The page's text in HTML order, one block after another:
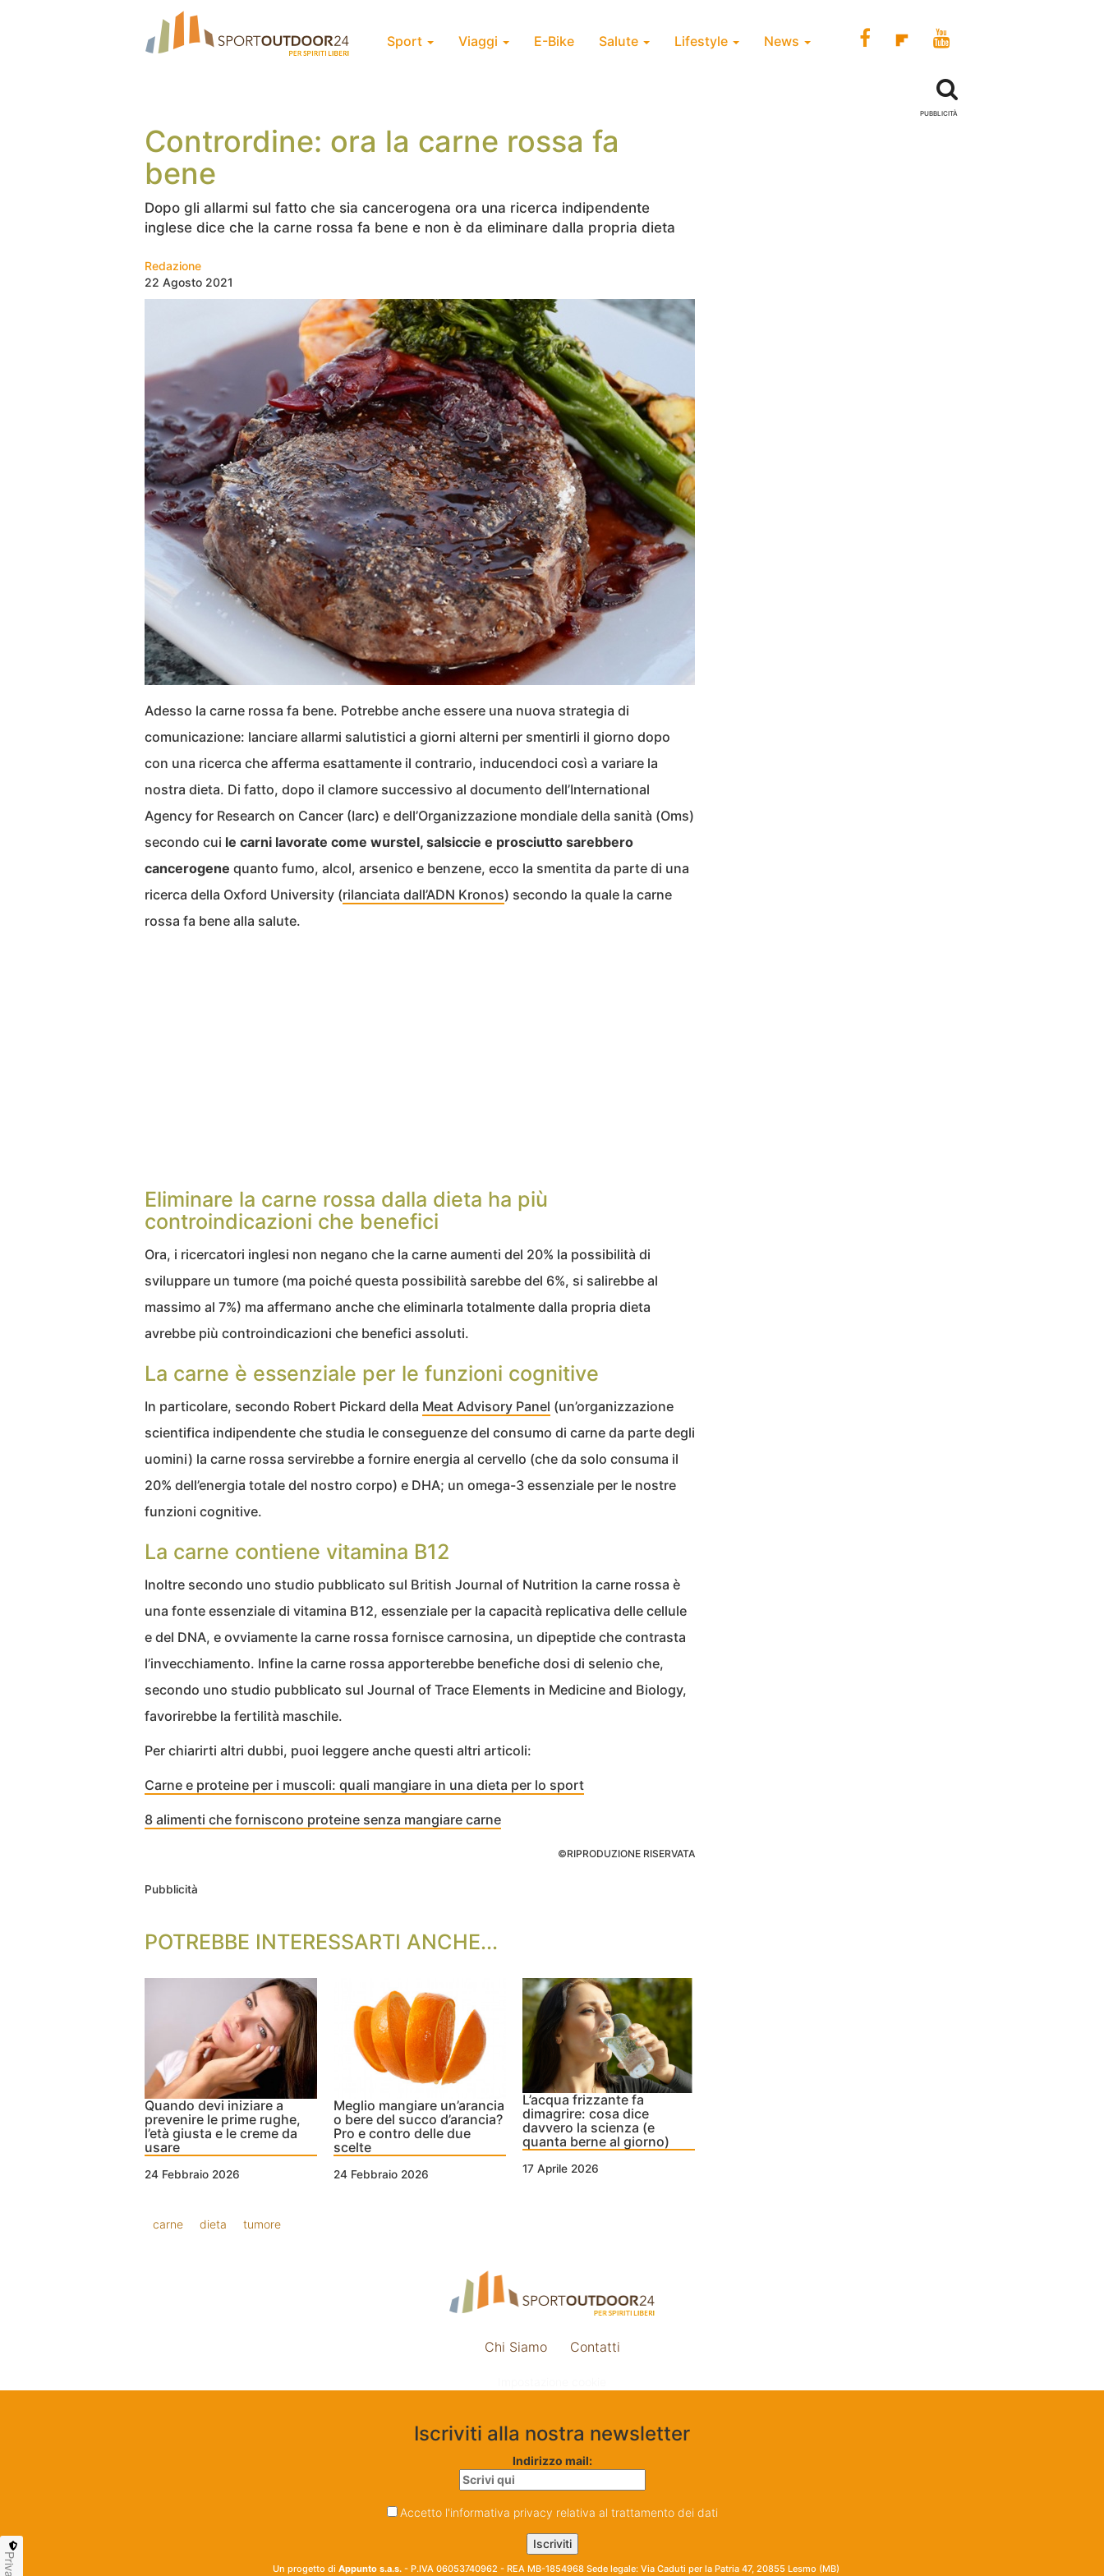
Sport Viaggi E-Bike Salute Lifestyle News
Contrordine: ora la carne rossa fa
bene
Dopo gli allarmi sul fatto che sia cancerogena ora una ricerca indipendente
inglese dice che la carne rossa fa bene e non è da eliminare dalla propria dieta
Redazione
22 Agosto 2021
Adesso la carne rossa fa bene. Potrebbe anche essere una nuova strategia di
comunicazione: lanciare allarmi salutistici a giorni alterni per smentirli il giorno dopo
con una ricerca che afferma esattamente il contrario, inducendoci così a variare la
nostra dieta. Di fatto, dopo il clamore successivo al documento dell’International
Agency for Research on Cancer (Iarc) e dell’Organizzazione mondiale della sanità (Oms)
secondo cui le carni lavorate come wurstel, salsiccie e prosciutto sarebbero
cancerogene quanto fumo, alcol, arsenico e benzene, ecco la smentita da parte di una
ricerca della Oxford University (rilanciata dall’ADN Kronos) secondo la quale la carne
rossa fa bene alla salute.
Eliminare la carne rossa dalla dieta ha più
controindicazioni che benefici
Ora, i ricercatori inglesi non negano che la carne aumenti del 20% la possibilità di
sviluppare un tumore (ma poiché questa possibilità sarebbe del 6%, si salirebbe al
massimo al 7%) ma affermano anche che eliminarla totalmente dalla propria dieta
avrebbe più controindicazioni che benefici assoluti.
La carne è essenziale per le funzioni cognitive
In particolare, secondo Robert Pickard della Meat Advisory Panel (un’organizzazione
scientifica indipendente che studia le conseguenze del consumo di carne da parte degli
uomini) la carne rossa servirebbe a fornire energia al cervello (che da solo consuma il
20% dell’energia totale del nostro corpo) e DHA; un omega-3 essenziale per le nostre
funzioni cognitive.
La carne contiene vitamina B12
Inoltre secondo uno studio pubblicato sul British Journal of Nutrition la carne rossa è
una fonte essenziale di vitamina B12, essenziale per la capacità replicativa delle cellule
e del DNA, e ovviamente la carne rossa fornisce carnosina, un dipeptide che contrasta
l’invecchiamento. Infine la carne rossa apporterebbe benefiche dosi di selenio che,
secondo uno studio pubblicato sul Journal of Trace Elements in Medicine and Biology,
favorirebbe la fertilità maschile.
Per chiarirti altri dubbi, puoi leggere anche questi altri articoli:
Carne e proteine per i muscoli: quali mangiare in una dieta per lo sport
8 alimenti che forniscono proteine senza mangiare carne
©RIPRODUZIONE RISERVATA
Pubblicità
POTREBBE INTERESSARTI ANCHE...
Quando devi iniziare a
prevenire le prime rughe,
l’età giusta e le creme da
usare
24 Febbraio 2026
Meglio mangiare un’arancia
o bere del succo d’arancia?
Pro e contro delle due
scelte
24 Febbraio 2026
L’acqua frizzante fa
dimagrire: cosa dice
davvero la scienza (e
quanta berne al giorno)
17 Aprile 2026
carne dieta tumore
PUBBLICITÀ
Chi Siamo Contatti
Iscriviti alla nostra newsletter
Indirizzo mail:
Accetto l'informativa privacy relativa al trattamento dei dati
Un progetto di Appunto s.a.s. - P.IVA 06053740962 - REA MB-1854968 Sede legale: Via Caduti per la Patria 47, 20855 Lesmo (MB)